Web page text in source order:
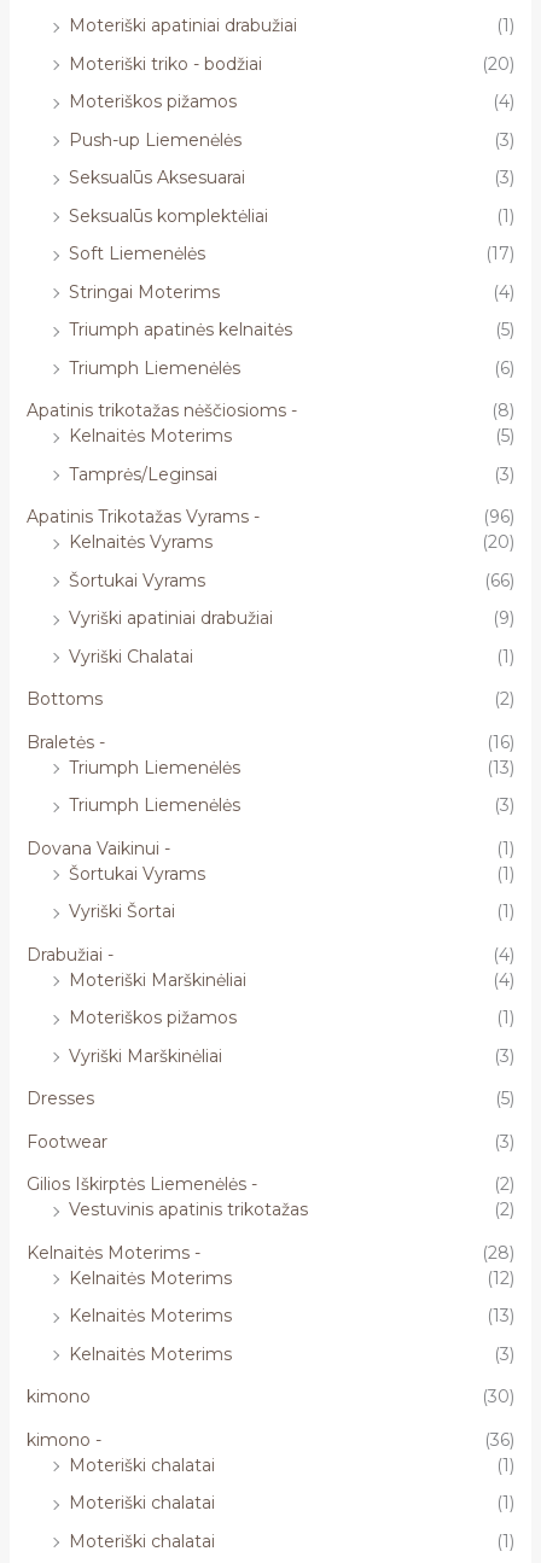
Moteriški apatiniai drabužiai
(1)
Moteriški triko - bodžiai
(20)
Moteriškos pižamos
(4)
Push-up Liemenėlės
(3)
Seksualūs Aksesuarai
(3)
Seksualūs komplektėliai
(1)
Soft Liemenėlės
(17)
Stringai Moterims
(4)
Triumph apatinės kelnaitės
(5)
Triumph Liemenėlės
(6)
Apatinis trikotažas nėščiosioms -
(8)
Kelnaitės Moterims
(5)
Tamprės/Leginsai
(3)
Apatinis Trikotažas Vyrams -
(96)
Kelnaitės Vyrams
(20)
Šortukai Vyrams
(66)
Vyriški apatiniai drabužiai
(9)
Vyriški Chalatai
(1)
Bottoms
(2)
Braletės -
(16)
Triumph Liemenėlės
(13)
Triumph Liemenėlės
(3)
Dovana Vaikinui -
(1)
Šortukai Vyrams
(1)
Vyriški Šortai
(1)
Drabužiai -
(4)
Moteriški Marškinėliai
(4)
Moteriškos pižamos
(1)
Vyriški Marškinėliai
(3)
Dresses
(5)
Footwear
(3)
Gilios Iškirptės Liemenėlės -
(2)
Vestuvinis apatinis trikotažas
(2)
Kelnaitės Moterims -
(28)
Kelnaitės Moterims
(12)
Kelnaitės Moterims
(13)
Kelnaitės Moterims
(3)
kimono
(30)
kimono -
(36)
Moteriški chalatai
(1)
Moteriški chalatai
(1)
Moteriški chalatai
(1)